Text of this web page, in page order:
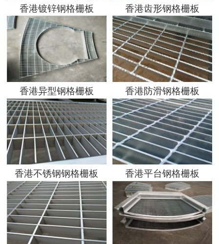
香港镀锌钢格栅板 香港齿形钢格栅板
香港异型钢格栅板 香港防滑钢格栅板
香港不锈钢钢格栅板 香港平台钢格栅板